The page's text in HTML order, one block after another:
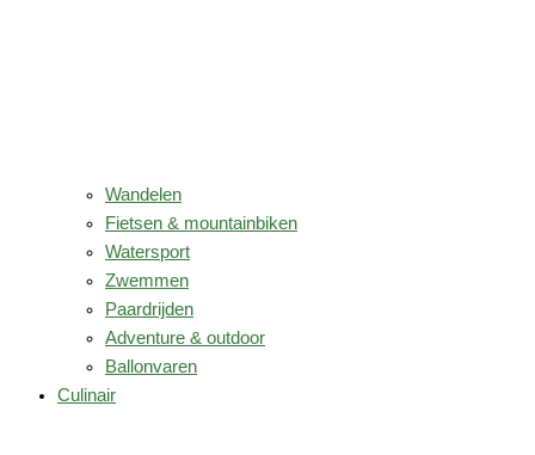
Wandelen
Fietsen & mountainbiken
Watersport
Zwemmen
Paardrijden
Adventure & outdoor
Ballonvaren
Culinair